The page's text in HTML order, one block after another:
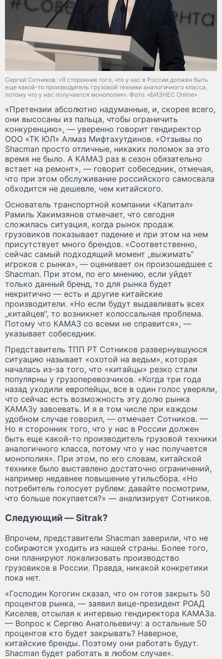
Сергей Сотников: «Я сторонник того, что у нас в России должен быть
еще какой-то производитель грузовой техники аналогичного класса,
потому что у нас получается монополия». Фото: «БИЗНЕС Online»
«Претензии абсолютно надуманные, и, скорее всего,
они высосаны из пальца, чтобы ограничить
конкуренцию», — уверенно говорит гендиректор
ООО «ТК ЮЛ» Алмаз Мифтахутдинов. «Отзывы по
Shacman просто отличные, никаких поломок за это
время не было. А КАМАЗ раз в сезон обязательно
встает на ремонт», — говорит собеседник, отмечая,
что при этом обслуживание российского самосвала
обходится не дешевле, чем китайского.
Основатель транспортной компании «Капитал»
Рамиль Хакимзянов отмечает, что сегодня
сложилась ситуация, когда рынок продаж
грузовиков показывает падение и при этом на нем
присутствует много брендов. «Соответственно,
сейчас самый подходящий момент „выжимать“
игроков с рынка», — оценивает он произошедшее с
Shacman. При этом, по его мнению, если уйдет
только данный бренд, то для рынка будет
некритично — есть и другие китайские
производители. «Но если будут выдавливать всех
„китайцев“, то возникнет колоссальная проблема.
Потому что КАМАЗ со всеми не справится», —
указывает собеседник.
Представитель ТПП РТ Сотников развернувшуюся
ситуацию называет «охотой на ведьм», которая
началась из-за того, что «китайцы» резко стали
популярны у грузоперевозчиков. «Когда три года
назад уходили европейцы, все в один голос уверяли,
что сейчас есть возможность эту долю рынка
КАМАЗу завоевать. И я в том числе при каждом
удобном случае говорил, — отмечает Сотников. —
Но я сторонник того, что у нас в России должен
быть еще какой-то производитель грузовой техники
аналогичного класса, потому что у нас получается
монополия». При этом, по его словам, китайской
технике было выставлено достаточно ограничений,
например недавнее повышение утильсбора. «Но
потребитель голосует рублем: давайте посмотрим,
что больше покупается?» — анализирует Сотников.
Следующий — Sitrak?
Впрочем, представители Shacman заверили, что не
собираются уходить из нашей страны. Более того,
они планируют локализовать производство
грузовиков в России. Правда, никакой конкретики
пока нет.
«Господин Когогин сказал, что он готов закрыть 50
процентов рынка, — заявил вице-президент РОАД
Киселев, отсылая к интервью гендиректора КАМАЗа.
— Вопрос к Сергею Анатольевичу: а остальные 50
процентов кто будет закрывать? Наверное,
китайские бренды. Поэтому они работать будут.
Shacman будет работать в любом случае».